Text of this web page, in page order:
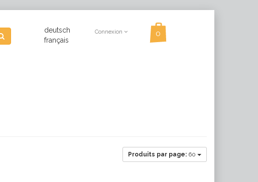
deutsch
français
Connexion
Produits par page: 60